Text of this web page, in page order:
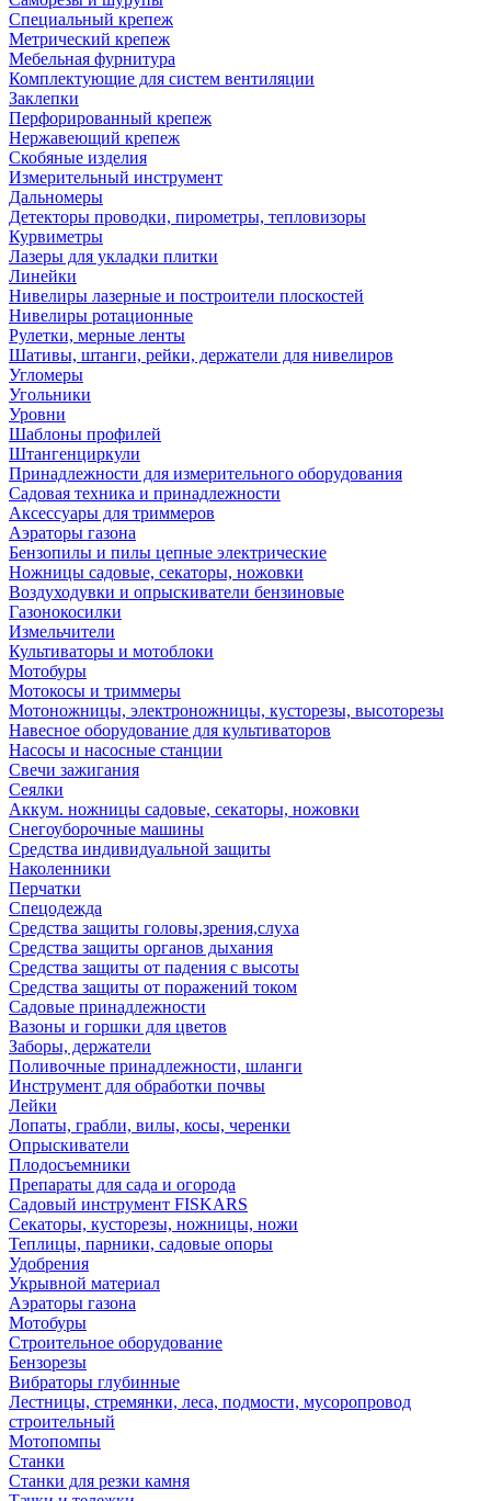
Специальный крепеж
Метрический крепеж
Мебельная фурнитура
Комплектующие для систем вентиляции
Заклепки
Перфорированный крепеж
Нержавеющий крепеж
Скобяные изделия
Измерительный инструмент
Дальномеры
Детекторы проводки, пирометры, тепловизоры
Курвиметры
Лазеры для укладки плитки
Линейки
Нивелиры лазерные и построители плоскостей
Нивелиры ротационные
Рулетки, мерные ленты
Шативы, штанги, рейки, держатели для нивелиров
Угломеры
Угольники
Уровни
Шаблоны профилей
Штангенциркули
Принадлежности для измерительного оборудования
Садовая техника и принадлежности
Аксессуары для триммеров
Аэраторы газона
Бензопилы и пилы цепные электрические
Ножницы садовые, секаторы, ножовки
Воздуходувки и опрыскиватели бензиновые
Газонокосилки
Измельчители
Культиваторы и мотоблоки
Мотобуры
Мотокосы и триммеры
Мотоножницы, электроножницы, кусторезы, высоторезы
Навесное оборудование для культиваторов
Насосы и насосные станции
Свечи зажигания
Сеялки
Аккум. ножницы садовые, секаторы, ножовки
Снегоуборочные машины
Средства индивидуальной защиты
Наколенники
Перчатки
Спецодежда
Средства защиты головы,зрения,слуха
Средства защиты органов дыхания
Средства защиты от падения с высоты
Средства защиты от поражений током
Садовые принадлежности
Вазоны и горшки для цветов
Заборы, держатели
Поливочные принадлежности, шланги
Инструмент для обработки почвы
Лейки
Лопаты, грабли, вилы, косы, черенки
Опрыскиватели
Плодосъемники
Препараты для сада и огорода
Садовый инструмент FISKARS
Секаторы, кусторезы, ножницы, ножи
Теплицы, парники, садовые опоры
Удобрения
Укрывной материал
Аэраторы газона
Мотобуры
Строительное оборудование
Бензорезы
Вибраторы глубинные
Лестницы, стремянки, леса, подмости, мусоропровод
строительный
Мотопомпы
Станки
Станки для резки камня